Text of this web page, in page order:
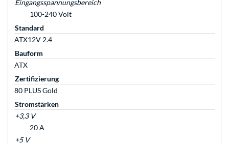
Eingangsspannungsbereich
100-240 Volt
Standard
ATX12V 2.4
Bauform
ATX
Zertifizierung
80 PLUS Gold
Stromstärken
+3,3 V
20 A
+5 V